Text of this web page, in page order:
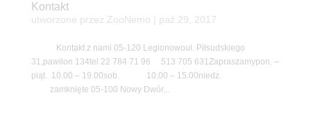
Kontakt
utworzone przez ZooNemo paź 29, 2017
Kontakt z nami 05-120 Legionowoul. Piłsudskiego
31,pawilon 134tel 22 784 71 96 513 705 631Zapraszamypon. –
piąt. 10.00 – 19.00sob. 10.00 – 15.00niedz.
zamknięte 05-100 Nowy Dwór...